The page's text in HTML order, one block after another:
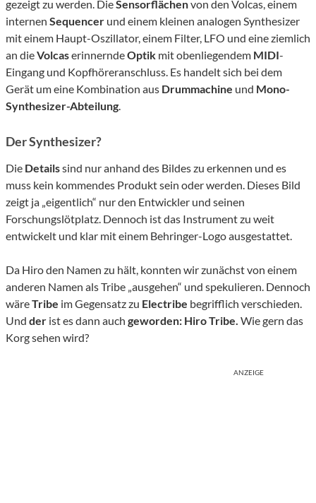
gezeigt zu werden. DieSensorflächenvon den Volcas, einem
internen Sequencer und einem kleinen analogen Synthesizer
mit einem Haupt-Oszillator, einem Filter, LFO und eine ziemlich
an dieVolcaserinnerndeOptik mit obenliegendem MIDI-
Eingang und Kopfhöreranschluss. Es handelt sich bei dem
Gerät um eine Kombination aus Drummachine und Mono-
Synthesizer-Abteilung.
Der Synthesizer?
Die Detailssind nur anhand des Bildes zu erkennen und es
muss kein kommendes Produkt sein oder werden. Dieses Bild
zeigt ja „eigentlich“ nur den Entwickler und seinen
Forschungslötplatz. Dennoch ist das Instrument zu weit
entwickelt und klar mit einem Behringer-Logo ausgestattet.
Da Hiro den Namen zu hält, konnten wir zunächst von einem
anderen Namen als Tribe „ausgehen“ und spekulieren. Dennoch
wäreTribe im Gegensatz zu Electribe begrifflich verschieden.
Und der ist es dann auch geworden: Hiro Tribe. Wie gern das
Korg sehen wird?
ANZEIGE